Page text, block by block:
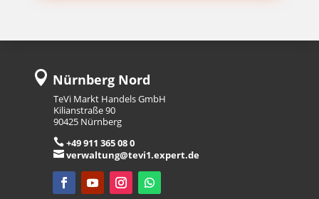
 Nürnberg Nord
TeVi Markt Handels GmbH
Kilianstraße 90
90425 Nürnberg
 +49 911 365 08 0
 verwaltung@tevi1.expert.de